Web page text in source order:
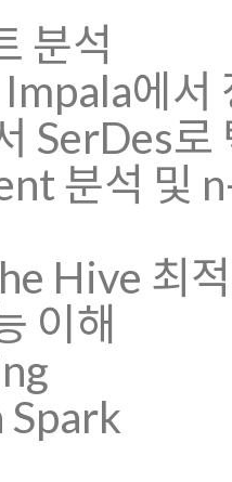
분석
에서
SerDes로
분석 및
Hive 최
이해